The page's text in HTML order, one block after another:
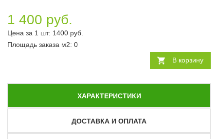
1 400 руб.
Цена за 1 шт: 1400 руб.
Площадь заказа м2: 0
В корзину
ХАРАКТЕРИСТИКИ
ДОСТАВКА И ОПЛАТА